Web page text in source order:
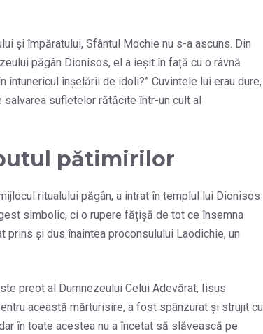
și împăratului, Sfântul Mochie nu s-a ascuns. Din
păgân Dionisos, el a ieșit în față cu o râvnă
înșelării de idoli?” Cuvintele lui erau dure,
sufletelor rătăcite într-un cult al
pătimirilor
ritualului păgân, a intrat în templul lui Dionisos
simbolic, ci o rupere fățișă de tot ce însemna
și dus înaintea proconsulului Laodichie, un
preot al Dumnezeului Celui Adevărat, Iisus
această mărturisire, a fost spânzurat și strujit cu
în toate acestea nu a încetat să slăvească pe